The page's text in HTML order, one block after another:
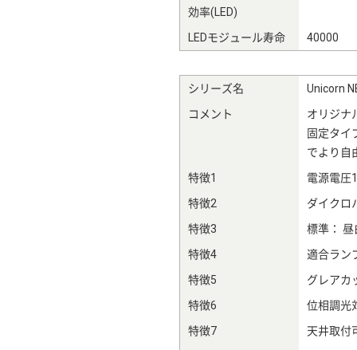
効率(LED)
LEDモジュール寿命 40000
シリーズ名
Unicorn
コメント
オリジナ
固定タイ
でより自
特徴1
電源電圧
特徴2
ダイクロ
特徴3
標準： 昼
特徴4
適合ラン
特徴5
グレアカ
特徴6
位相調光
特徴7
天井取付